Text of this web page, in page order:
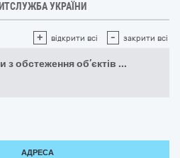
УКРАЇНИ
+ відкрити всі - закрити всі
з обстеження об’єктів ...
АДРЕСА